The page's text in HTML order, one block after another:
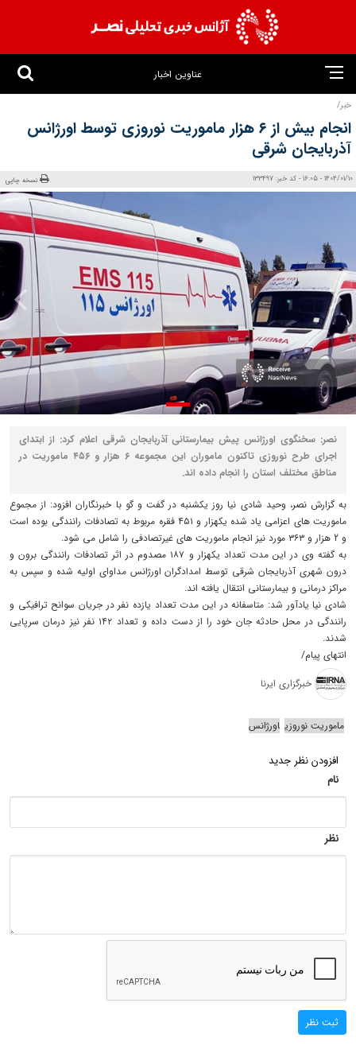
عناوین اخبار
خبر/
انجام بیش از ۶ هزار ماموریت نوروزی توسط اورژانس
آذربایجان شرقی
1404/01/10 - 16:05 - کد خبر: 133497 نسخه چاپی
نصر: سخنگوی اورژانس پیش بیمارستانی آذربایجان شرقی اعلام کرد: از ابتدای
اجرای طرح نوروزی تاکنون ماموران این مجموعه ۶ هزار و ۴۵۶ ماموریت در
مناطق مختلف استان را انجام داده اند.
به گزارش نصر، وحید شادی نیا روز یکشنبه در گفت و گو با خبرنگاران افزود: از مجموع
ماموریت های اعزامی یاد شده یکهزار و ۴۵۱ فقره مربوط به تصادفات رانندگی بوده است
و 2 هزار و ۳۶۳ مورد نیز انجام ماموریت های غیرتصادفی را شامل می شود.
به گفته وی در این مدت تعداد یکهزار و ۱۸۷ مصدوم در اثر تصادفات رانندگی برون و
درون شهری آذربایجان شرقی توسط امدادگران اورژانس مداوای اولیه شده و سپس به
مراکز درمانی و بیمارستانی انتقال یافته اند.
شادی نیا یادآور شد: متاسفانه در این مدت تعداد یازده نفر در جریان سوانح ترافیکی و
رانندگی در محل حادثه جان خود را از دست داده و تعداد ۱۴۲ نفر نیز درمان سرپایی
شدند.
انتهای پیام/
خبرگزاری ایرنا
ماموریت نوروزی اورژانس
افزودن نظر جدید
نام
نظر
ثبت نظر